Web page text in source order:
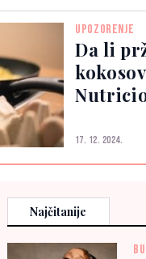
UPOZORENJE
Da li
zdravo
17. 12. 2024.
Najčitanije